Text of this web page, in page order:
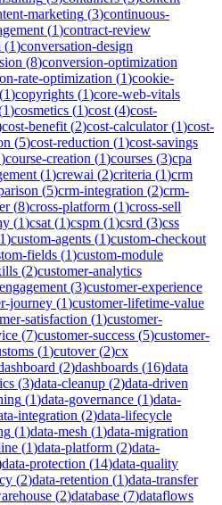
marketing (3)continuous-
(1)contract-review
(1)conversation-design
(8)conversion-optimization
rate-optimization (1)cookie-
(1)copyrights (1)core-web-vitals
1)cosmetics (1)cost (4)cost-
cost-benefit (2)cost-calculator(1)cost-
(5)cost-reduction (1)cost-savings
)course-creation (1)courses (3)cpa
(1)crewai (2)criteria (1)crm
(5)crm-integration (2)crm-
(8)cross-platform (1)cross-sell
(1)csat (1)cspm (1)csrd (3)css
1)custom-agents (1)custom-checkout
fields (1)custom-module
(2)customer-analytics
(3)customer-experience
journey (1)customer-lifetime-value
satisfaction (1)customer-
(7)customer-success (5)customer-
(1)cutover(2)cx
(2)dashboards (16)data
(3)data-cleanup (2)data-driven
(1)data-governance (1)data-
integration (2)data-lifecycle
(1)data-mesh (1)data-migration
(1)data-platform (2)data-
data-protection (14)data-quality
(2)data-retention (1)data-transfer
(2)database (7)dataflows